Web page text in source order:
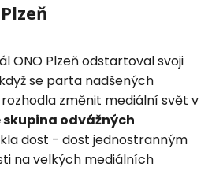
ONO Plzeň odstartoval svoji
se parta nadšených
změnit mediální svět v
skupina odvážných
dost - dost jednostranným
na velkých mediálních